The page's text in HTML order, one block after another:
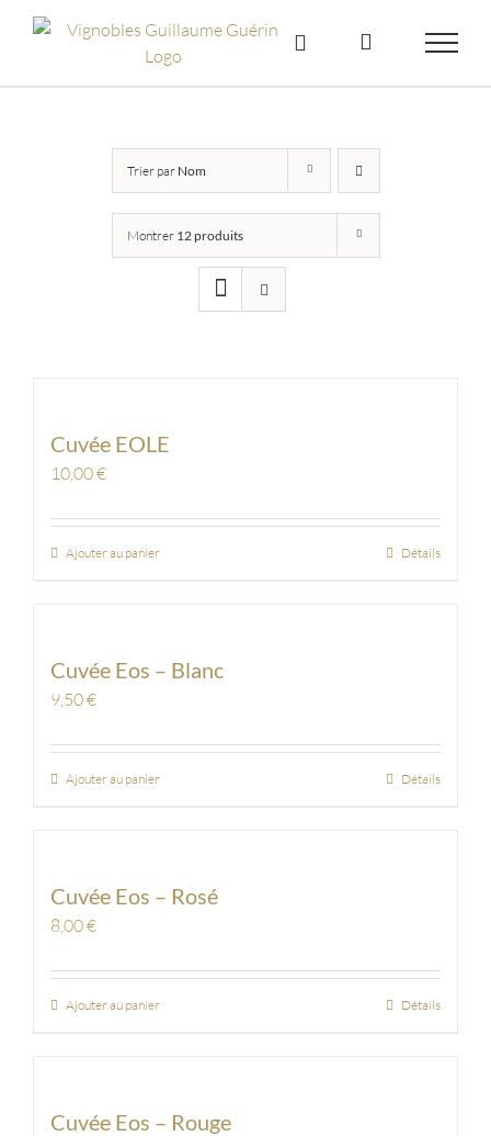
Trier par Nom
Montrer 12 produits
Cuvée EOLE
10,00€
Ajouter au panier Détails
Cuvée Eos – Blanc
9,50€
Ajouter au panier Détails
Cuvée Eos – Rosé
8,00€
Ajouter au panier Détails
Cuvée Eos – Rouge